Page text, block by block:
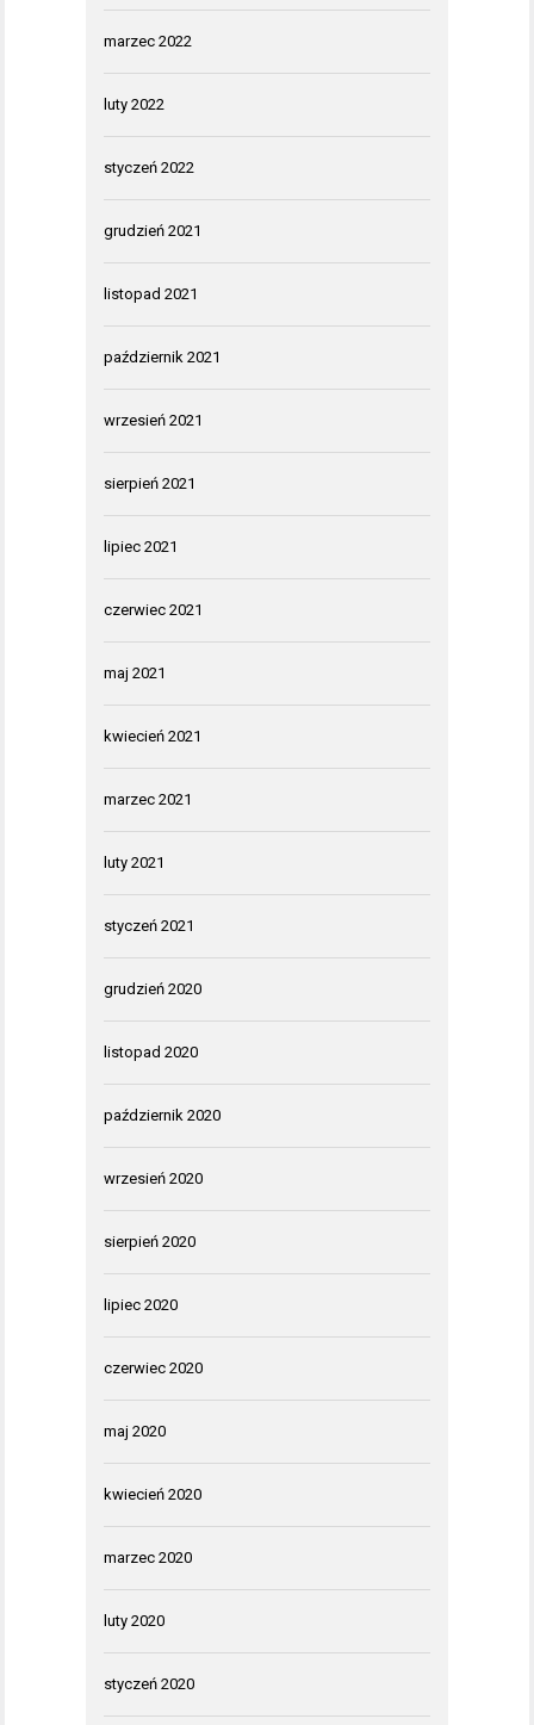
marzec 2022
luty 2022
styczeń 2022
grudzień 2021
listopad 2021
październik 2021
wrzesień 2021
sierpień 2021
lipiec 2021
czerwiec 2021
maj 2021
kwiecień 2021
marzec 2021
luty 2021
styczeń 2021
grudzień 2020
listopad 2020
październik 2020
wrzesień 2020
sierpień 2020
lipiec 2020
czerwiec 2020
maj 2020
kwiecień 2020
marzec 2020
luty 2020
styczeń 2020